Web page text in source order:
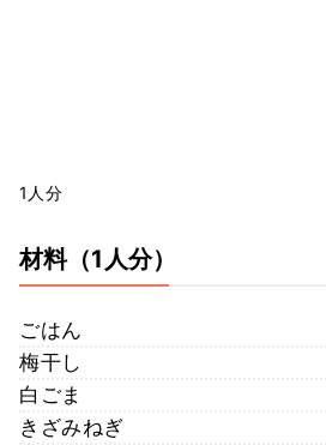
1人分
材料（1人分）
ごはん
梅干し
白ごま
きざみねぎ